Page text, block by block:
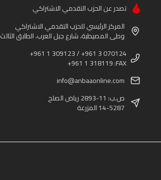
تصدر عن الحزب التقدمي الاشتراكي
المركز الرئيسي للحزب التقدمي الاشتراكي
وطى المصيطبة، شارع جبل العرب، الطابق الثالث
+961 1 309123 / +961 3 070124
+961 1 318119 :FAX
info@anbaaonline.com
ص.ب: 11-2893 رياض الصلح
14-5287 المزرعة